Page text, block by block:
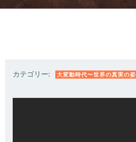
カテゴリー: 大変動時代〜世界の真実の姿